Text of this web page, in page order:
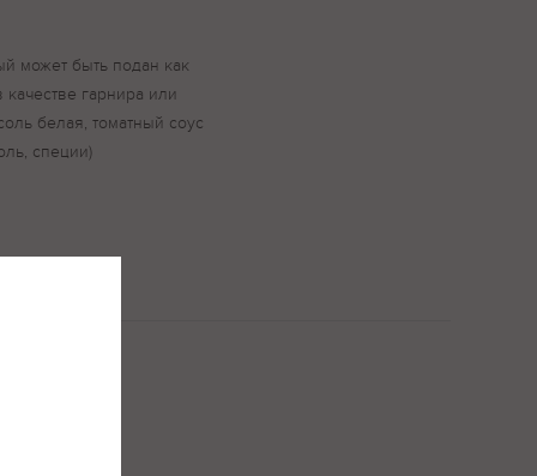
может быть подан как
гарнира или
белая, томатный соус
специи)